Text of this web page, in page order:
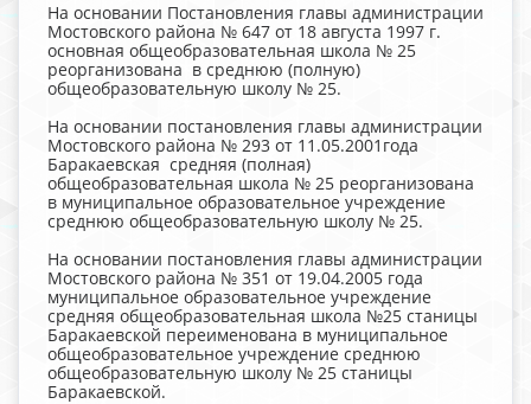
На основании Постановления главы администрации
Мостовского района № 647 от 18 августа 1997 г.
основная общеобразовательная школа № 25
реорганизована в среднюю (полную)
общеобразовательную школу № 25.
На основании постановления главы администрации
Мостовского района № 293 от 11.05.2001года
Баракаевская средняя (полная)
общеобразовательная школа № 25 реорганизована
в муниципальное образовательное учреждение
среднюю общеобразовательную школу № 25.
На основании постановления главы администрации
Мостовского района № 351 от 19.04.2005 года
муниципальное образовательное учреждение
средняя общеобразовательная школа №25 станицы
Баракаевской переименована в муниципальное
общеобразовательное учреждение среднюю
общеобразовательную школу № 25 станицы
Баракаевской.